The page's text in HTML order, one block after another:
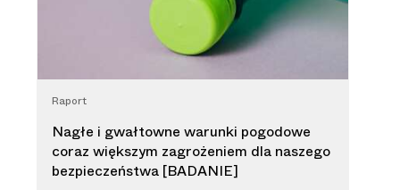
Raport
Nagłe i gwałtowne warunki pogodowe
coraz większym zagrożeniem dla naszego
bezpieczeństwa [BADANIE]